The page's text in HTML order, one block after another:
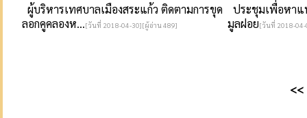
ผู้บริหารเทศบาลเมืองสระแก้ว ติดตามการขุด
ลอกคูคลองห...[วันที่ 2018-04-30][ผู้อ่าน 489]
ประชุมเพื่อหาแ
มูลฝอย[วันที่ 2018-
<<